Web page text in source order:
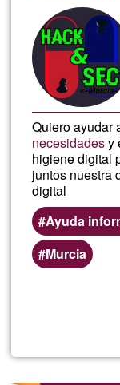
Quiero ayudar
necesidadesy
higiene digital
juntos nuestra
digital
Ayuda
Murcia